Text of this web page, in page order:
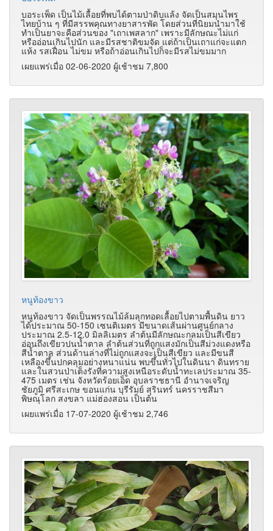
บอระเพ็ด เป็นไม้เลื้อยที่พบได้ตามป่าดิบแล้ง จัดเป็นสมุนไพร
ไทยบ้าน ๆ ที่มีสรรพคุณทางยาสารพัด โดยส่วนที่นิยมนำมาใช้
ทำเป็นยาจะคือส่วนของ "เถาเพสลาก" เพราะมีลักษณะไม่แก่
หรืออ่อนเกินไปนัก และมีรสชาติขมจัด แต่ถ้าเป็นเถาแก่จะแตก
แห้ง รสเฝื่อน ไม่ขม หรือถ้าอ่อนเกินไปก็จะมีรสไม่ขมมาก
เผยแพร่เมื่อ 02-06-2020 ผู้เช้าชม 7,800
หนูท้องขาว
หนูท้องขาว จัดเป็นพรรณไม้ล้มลุกทอดเลื้อยไปตามพื้นดิน ยาว
ได้ประมาณ 50-150 เซนติเมตร มีขนาดเส้นผ่านศูนย์กลาง
ประมาณ 2.5-12.0 มิลลิเมตร ลำต้นมีลักษณะกลมเป็นสีเขียว
อ่อนถึงเขียวปนน้ำตาล ลำต้นส่วนที่ถูกแสงมักเป็นสีม่วงแดงหรือ
สีน้ำตาล ส่วนด้านล่างที่ไม่ถูกแสงจะเป็นสีเขียว และมีขนสี
เหลืองขึ้นปกคลุมอย่างหนาแน่น พบขึ้นทั่วไปในดินนา ดินทราย
และในสวนป่าเต็งรังที่ความสูงเหนือระดับน้ำทะเลประมาณ 35-
475 เมตร เช่น จังหวัดร้อยเอ็ด อุบลราชธานี อำนาจเจริญ
ชัยภูมิ ศรีสะเกษ ขอนแก่น บุรีรัมย์ สุรินทร์ นครราชสีมา
พิษณุโลก สงขลา แม่ฮ่องสอน เป็นต้น
เผยแพร่เมื่อ 17-07-2020 ผู้เช้าชม 2,746